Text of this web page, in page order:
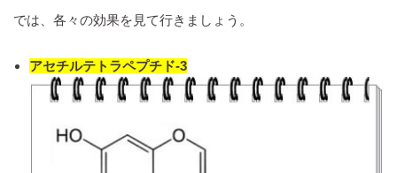
では、各々の効果を見て行きましょう。
アセチルテトラペプチド‐3